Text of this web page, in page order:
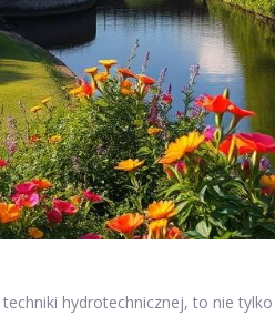
hydrotechnicznej, to nie